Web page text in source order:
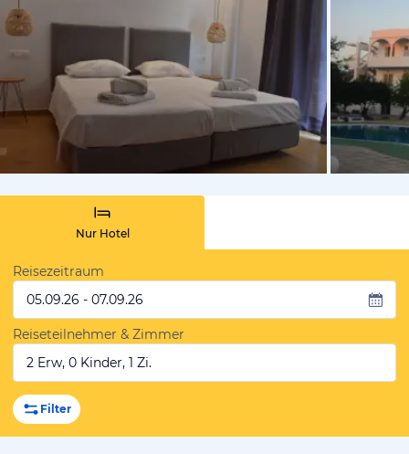
vom
Nur Hotel
Reisezeitraum
05.09.26 - 07.09.26
Reiseteilnehmer & Zimmer
2 Erw, 0 Kinder, 1 Zi.
Filter